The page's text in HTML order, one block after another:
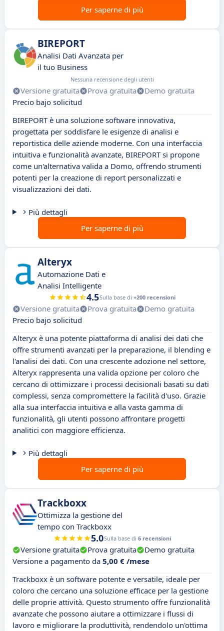
Per saperne di più
BIREPORT
Analisi Dati Avanzata per
il tuo Business
Nessuna recensione degli utenti
Versione gratuita Prova gratuita
Demo gratuita
Precio bajo solicitud
BIREPORT è una soluzione software innovativa,
progettata per soddisfare le esigenze di analisi e
reportistica delle aziende moderne. Con una interfaccia
intuitiva e funzionalità avanzate, BIREPORT si propone
come un'alternativa valida a Domo, offrendo strumenti
potenti per la creazione di report personalizzati e
visualizzazioni dei dati.
Più dettagli
Per saperne di più
Alteryx
Automazione Dati e
Analisi Intelligente
4.5Sulla base di +200 recensioni
Versione gratuita Prova gratuita
Demo gratuita
Precio bajo solicitud
Alteryx è una potente piattaforma di analisi dei dati che
offre strumenti avanzati per la preparazione, il blending e
l'analisi dei dati. Con una crescente adozione nel settore,
Alteryx rappresenta una valida opzione per coloro che
cercano di ottimizzare i processi decisionali basati su dati
complessi, senza compromettere la facilità d'uso. Grazie
alla sua interfaccia intuitiva e alla vasta gamma di
funzionalità, gli utenti possono affrontare progetti
analitici con maggiore efficienza.
Più dettagli
Per saperne di più
Trackboxx
Ottimizza la gestione del
tempo con Trackboxx
5.0Sulla base di 6 recensioni
Versione gratuita Prova gratuita
Demo gratuita
Versione a pagamento da 5,00 € /mese
Trackboxx è un software potente e versatile, ideale per
coloro che cercano una soluzione efficace per la gestione
delle proprie attività. Questo strumento offre funzionalità
avanzate che possono aiutare a ottimizzare i flussi di
lavoro e migliorare la produttività, rendendolo un'ottima